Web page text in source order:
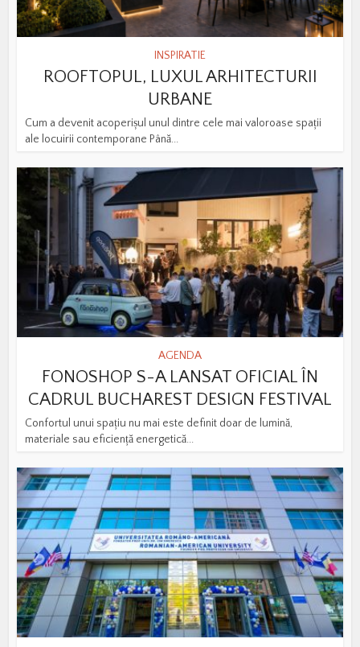
INSPIRATIE
ROOFTOPUL, LUXUL ARHITECTURII
URBANE
Cum a devenit acoperișul unul dintre cele mai valoroase spații
ale locuirii contemporane Până...
AGENDA
FONOSHOP S-A LANSAT OFICIAL ÎN
CADRUL BUCHAREST DESIGN FESTIVAL
Confortul unui spațiu nu mai este definit doar de lumină,
materiale sau eficiență energetică...